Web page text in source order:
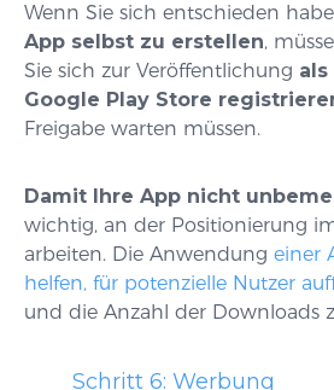
Wenn Sie sich entschieden
App selbst zu erstellen,
Sie sich zur Veröffentlichung
Google Play Store
Freigabe warten müssen.
Damit Ihre App nicht
wichtig, an der Positionierung
arbeiten. Die Anwendung einer
helfen, für potenzielle Nutzer
und die Anzahl der Downloads
Schritt 6: Werbung